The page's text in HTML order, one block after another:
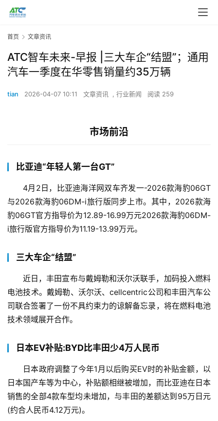
首页 文章资讯
ATC智车未来-早报 |三大车企“结盟”；通用
汽车一季度在华零售销量约35万辆
tian 2026-04-07 10:11 文章资讯 , 行业新闻 阅读 259
市场前沿
比亚迪“年轻人第一台GT”
4月2日，比亚迪海洋网双车齐发一-2026款海豹06GT
与2026款海豹06DM-i旅行版同步上市。其中，2026款海
豹06GT官方指导价为12.89-16.99万元2026款海豹06DM-
i旅行版官方指导价为11.19-13.99万元。
三大车企“结盟”
近日，丰田宣布与戴姆勒和沃尔沃联手，加码投入燃料
电池技术。戴姆勒、沃尔沃、cellcentric公司和丰田汽车公
司联合签署了一份不具约束力的谅解备忘录，将在燃料电池
技术领域展开合作。
日本EV补贴:BYD比丰田少4万人民币
日本政府调整了今年1月以后购买EV时的补贴金额，以
日本国产车等为中心，补贴额相继被增加，而比亚迪在日本
销售的全部4款车型均未增加，与丰田的差额达到95万日元
(约合人民币4.12万元)。